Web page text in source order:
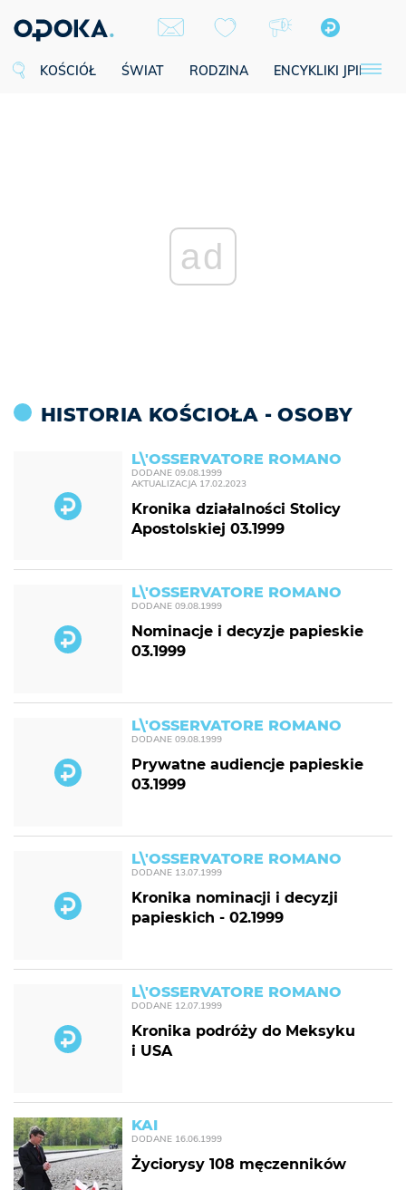
KOŚCIÓŁ ŚWIAT RODZINA ENCYKLIKI JPII
ad
HISTORIA KOŚCIOŁA - OSOBY
L\'OSSERVATORE ROMANO
DODANE 09.08.1999
AKTUALIZACJA 17.02.2023
Kronika działalności Stolicy
Apostolskiej 03.1999
L\'OSSERVATORE ROMANO
DODANE 09.08.1999
Nominacje i decyzje papieskie
03.1999
L\'OSSERVATORE ROMANO
DODANE 09.08.1999
Prywatne audiencje papieskie
03.1999
L\'OSSERVATORE ROMANO
DODANE 13.07.1999
Kronika nominacji i decyzji
papieskich - 02.1999
L\'OSSERVATORE ROMANO
DODANE 12.07.1999
Kronika podróży do Meksyku
i USA
KAI
DODANE 16.06.1999
Życiorysy 108 męczenników